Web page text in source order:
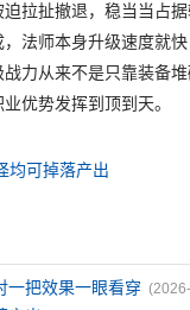
拉扯撤退，稳当当占
法师本身升级速度就
力从来不是只靠装备
优势发挥到顶到天。
均可掉落产出
一把效果一眼看穿